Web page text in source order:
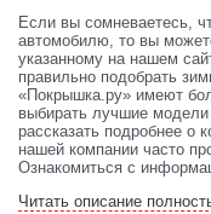
Если вы сомневаетесь,
автомобилю, то вы
указанному на нашем
правильно подобрать
«Покрышка.ру» имеют
выбирать лучшие
рассказать подробнее о
нашей компании часто
Ознакомиться с
Читать описание